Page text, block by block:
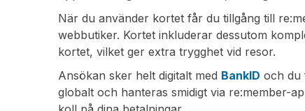
När du använder kortet får du tillgång till
webbutiker. Kortet inkluderar dessutom
kortet, vilket ger extra trygghet vid resor.
Ansökan sker helt digitalt med BankID och du
globalt och hanteras smidigt via re:member-